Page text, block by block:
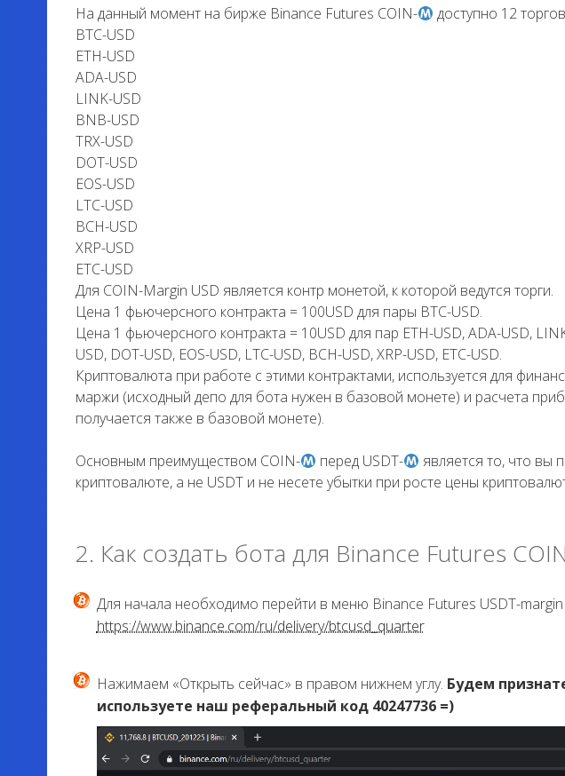
На данный момент на бирже Binance Futures COIN-
доступно 12
BTC-USD
ETH-USD
ADA-USD
LINK-USD
BNB-USD
TRX-USD
DOT-USD
EOS-USD
LTC-USD
BCH-USD
XRP-USD
ETC-USD
Для COIN-Margin USD является контр монетой, к которой ведутся торги.
Цена 1 фьючерсного контракта = 100USD для пары BTC-USD.
Цена 1 фьючерсного контракта = 10USD для пар ETH-USD, ADA-USD,
USD, DOT-USD, EOS-USD, LTC-USD, BCH-USD, XRP-USD, ETC-USD.
Криптовалюта при работе с этими контрактами, используется для
маржи (исходный депо для бота нужен в базовой монете) и расчета
получается также в базовой монете).
Основным преимуществом COIN- перед USDT-
является то, что вы
криптовалюте, а не USDT и не несете убытки при росте цены
2. Как создать бота для Binance Futures
Для начала необходимо перейти в меню Binance Futures USDT-
https://www.binance.com/ru/delivery/btcusd_quarter
Нажимаем «Открыть сейчас» в правом нижнем углу. Будем
используете наш реферальный код 40247736 =)